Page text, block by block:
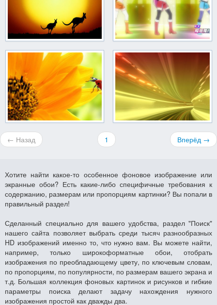
← Назад 1 Вперёд →
Хотите найти какое-то особенное фоновое изображение или
экранные обои? Есть какие-либо специфичные требования к
содержанию, размерам или пропорциям картинки? Вы попали в
правильный раздел!
Сделанный специально для вашего удобства, раздел "Поиск"
нашего сайта позволяет выбрать среди тысяч разнообразных
HD изображений именно то, что нужно вам. Вы можете найти,
например, только широкоформатные обои, отобрать
изображения по преобладающему цвету, по ключевым словам,
по пропорциям, по популярности, по размерам вашего экрана и
т.д. Большая коллекция фоновых картинок и рисунков и гибкие
параметры поиска делают задачу нахождения нужного
изображения простой как дважды два.